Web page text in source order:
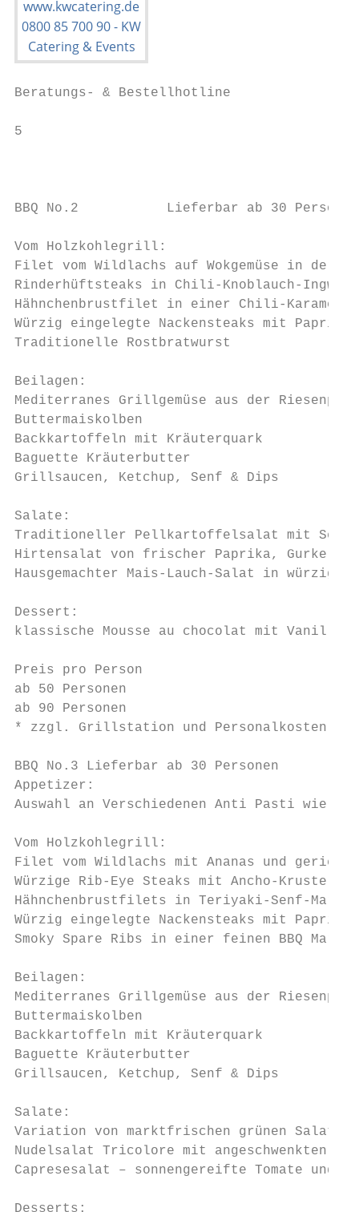
Beratungs- & Bestellhotline
5
BBQ No.2           Lieferbar ab 30 Personen
Vom Holzkohlegrill:
Filet vom Wildlachs auf Wokgemüse in der
Rinderhüftsteaks in Chili-Knoblauch-
Hähnchenbrustfilet in einer Chili-Karamell-
Würzig eingelegte Nackensteaks mit
Traditionelle Rostbratwurst
Beilagen:
Mediterranes Grillgemüse aus der
Buttermaiskolben
Backkartoffeln mit Kräuterquark
Baguette Kräuterbutter
Grillsaucen, Ketchup, Senf & Dips
Salate:
Traditioneller Pellkartoffelsalat mit
Hirtensalat von frischer Paprika, Gurke
Hausgemachter Mais-Lauch-Salat in würzigem
Dessert:
klassische Mousse au chocolat mit
Preis pro Person
ab 50 Personen
ab 90 Personen
* zzgl. Grillstation und Personalkosten
BBQ No.3 Lieferbar ab 30 Personen
Appetizer:
Auswahl an Verschiedenen Anti Pasti wie
Vom Holzkohlegrill:
Filet vom Wildlachs mit Ananas und
Würzige Rib-Eye Steaks mit Ancho-Kruste
Hähnchenbrustfilets in Teriyaki-Senf-
Würzig eingelegte Nackensteaks mit
Smoky Spare Ribs in einer feinen BBQ
Beilagen:
Mediterranes Grillgemüse aus der
Buttermaiskolben
Backkartoffeln mit Kräuterquark
Baguette Kräuterbutter
Grillsaucen, Ketchup, Senf & Dips
Salate:
Variation von marktfrischen grünen Salaten
Nudelsalat Tricolore mit angeschwenkten
Capresesalat – sonnengereifte Tomate und
Desserts: